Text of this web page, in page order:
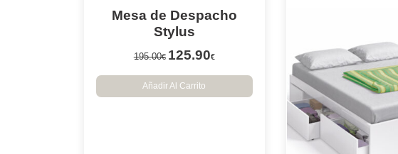
Mesa de Despacho
Stylus
195.00€ 125.90€
Añadir Al Carrito